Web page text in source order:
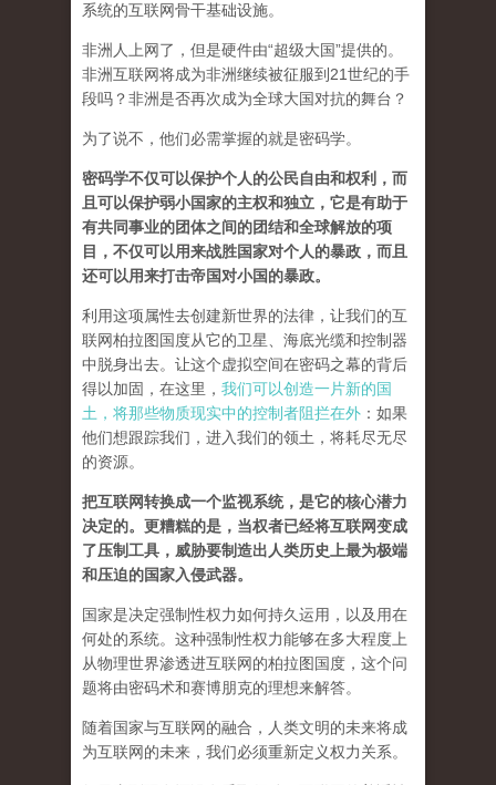
系统的互联网骨干基础设施。
非洲人上网了，但是硬件由“超级大国”提供的。
非洲互联网将成为非洲继续被征服到21世纪的手
段吗？非洲是否再次成为全球大国对抗的舞台？
为了说不，他们必需掌握的就是密码学。
密码学不仅可以保护个人的公民自由和权利，而
且可以保护弱小国家的主权和独立，它是有助于
有共同事业的团体之间的团结和全球解放的项
目，不仅可以用来战胜国家对个人的暴政，而且
还可以用来打击帝国对小国的暴政。
利用这项属性去创建新世界的法律，让我们的互
联网柏拉图国度从它的卫星、海底光缆和控制器
中脱身出去。让这个虚拟空间在密码之幕的背后
得以加固，在这里， 我们可以创造一片新的国
土，将那些物质现实中的控制者阻拦在外 ：如果
他们想跟踪我们，进入我们的领土，将耗尽无尽
的资源。
把互联网转换成一个监视系统，是它的核心潜力
决定的。更糟糕的是，当权者已经将互联网变成
了压制工具，威胁要制造出人类历史上最为极端
和压迫的国家入侵武器。
国家是决定强制性权力如何持久运用，以及用在
何处的系统。这种强制性权力能够在多大程度上
从物理世界渗透进互联网的柏拉图国度，这个问
题将由密码术和赛博朋克的理想来解答。
随着国家与互联网的融合，人类文明的未来将成
为互联网的未来，我们必须重新定义权力关系。